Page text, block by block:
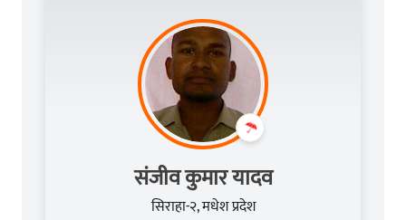
स‌ंजीव कुमार यादव
सिराहा-२, मधेश प्रदेश